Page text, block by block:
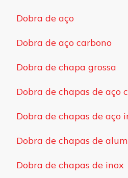
Dobra de aço
Dobra de aço carbono
Dobra de chapa grossa
Dobra de chapas de aço
Dobra de chapas de aço
Dobra de chapas de
Dobra de chapas de inox